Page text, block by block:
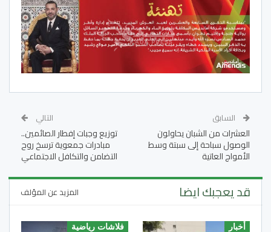
السابق
العشرات من الشبان يحاولون
الوصول سباحة إلى سبتة وسط
الأمواج العاتية
التالي
توزيع وجبات إفطار الصائمين..
مبادرات جمعوية ترسخ روح
التضامن والتكافل الاجتماعي
قد يعجبك ايضا المزيد عن المؤلف
أخبار فلاشات رياضية